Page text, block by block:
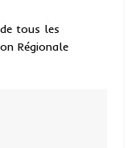
tous les
Régionale